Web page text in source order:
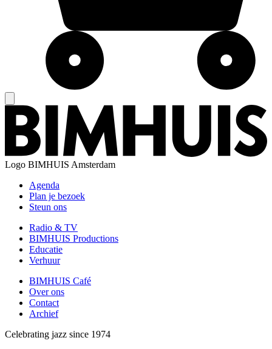
Logo BIMHUIS Amsterdam
Agenda
Plan je bezoek
Steun ons
Radio & TV
BIMHUIS Productions
Educatie
Verhuur
BIMHUIS Café
Over ons
Contact
Archief
Celebrating jazz since 1974